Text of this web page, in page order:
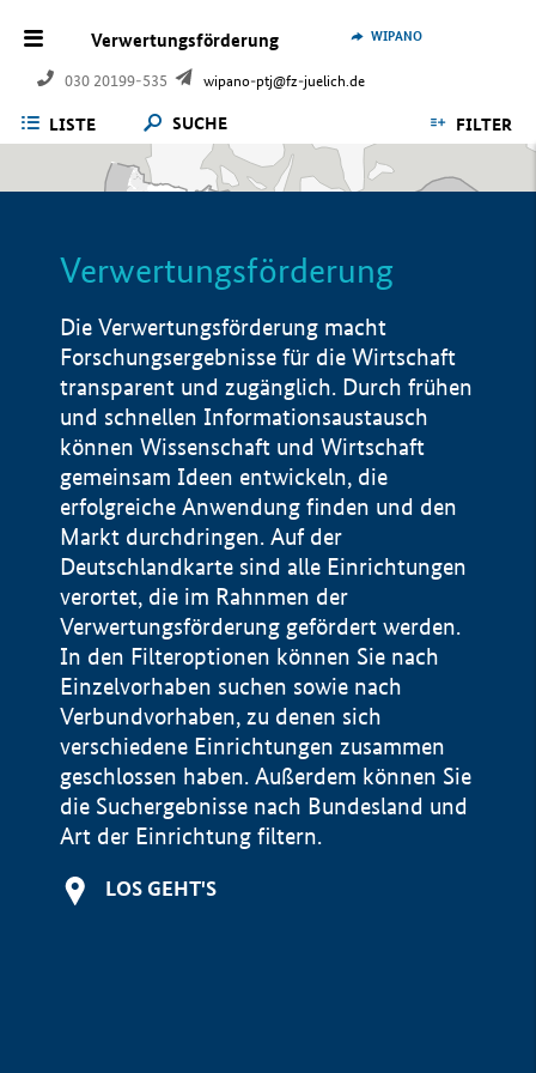
Verwertungsförderung
030 20199-535 wipano-ptj@fz-juelich.de
WIPANO
LISTE SUCHE FILTER
Verwertungsförderung
Die Verwertungsförderung macht
Forschungsergebnisse für die Wirtschaft
transparent und zugänglich. Durch frühen
und schnellen Informationsaustausch
können Wissenschaft und Wirtschaft
gemeinsam Ideen entwickeln, die
erfolgreiche Anwendung finden und den
Markt durchdringen. Auf der
Deutschlandkarte sind alle Einrichtungen
verortet, die im Rahnmen der
Verwertungsförderung gefördert werden.
In den Filteroptionen können Sie nach
Einzelvorhaben suchen sowie nach
Verbundvorhaben, zu denen sich
verschiedene Einrichtungen zusammen
geschlossen haben. Außerdem können Sie
die Suchergebnisse nach Bundesland und
Art der Einrichtung filtern.
LOS GEHT'S